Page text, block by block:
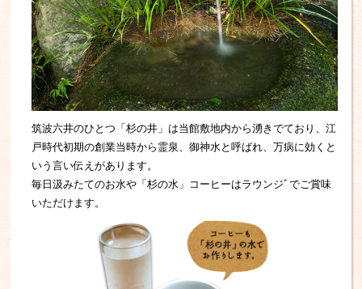
筑波六井のひとつ「杉の井」は当館敷地内から湧きでており、江
戸時代初期の創業当時から霊泉、御神水と呼ばれ、万病に効くと
いう言い伝えがあります。
毎日汲みたてのお水や「杉の水」コーヒーはラウンジﾞでご賞味
いただけます。